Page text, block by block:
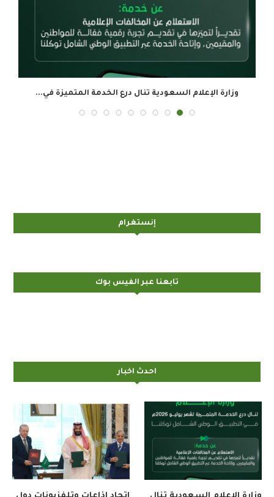
وزارة الإعلام السعودية تنال درع الخدمة المتميزة في...
إنستغرام
تابعنا عبر الفيس بوك
احدث اخبار